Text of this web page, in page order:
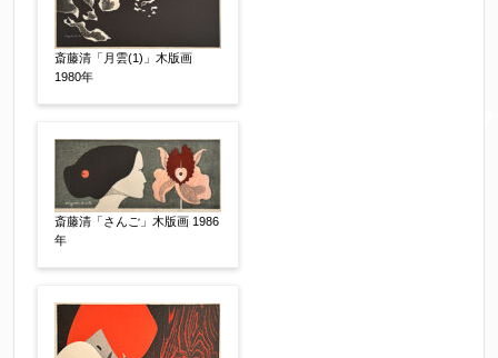
額装
その他
サイン有(自筆)
鑑定証書付
その他
限定番号 【任意】
斎藤清「月雲(1)」木版画
1980年
斎藤清「さんご」木版画 1986
年